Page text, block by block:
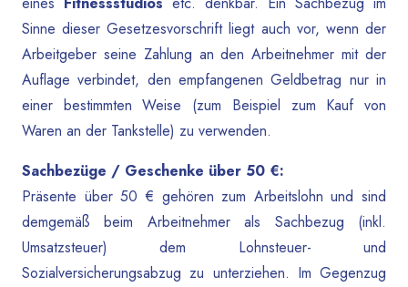
Sinne dieser Gesetzesvorschrift liegt auch vor, wenn der
Arbeitgeber seine Zahlung an den Arbeitnehmer mit der
Auflage verbindet, den empfangenen Geldbetrag nur in
einer bestimmten Weise (zum Beispiel zum Kauf von
Waren an der Tankstelle) zu verwenden.
Sachbezüge / Geschenke über 50 €:
Präsente über 50 € gehören zum Arbeitslohn und sind
demgemäß beim Arbeitnehmer als Sachbezug (inkl.
Umsatzsteuer) dem Lohnsteuer- und
Sozialversicherungsabzug zu unterziehen. Im Gegenzug